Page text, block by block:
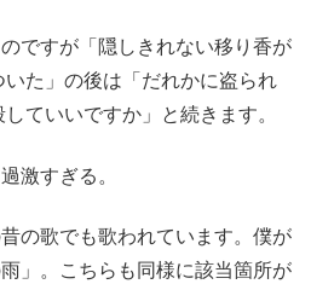
ですが「隠しきれない移り香が
た」の後は「だれかに盗られ
ていいですか」と続きます。
激すぎる。
の歌でも歌われています。僕が
」。こちらも同様に該当箇所が